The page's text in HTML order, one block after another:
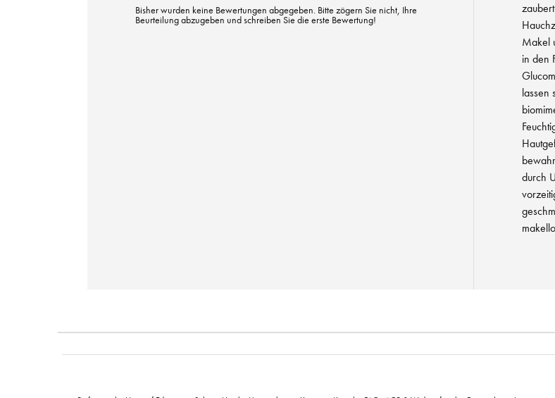
Bisher wurden keine Bewertungen abgegeben. Bitte zögern Sie nicht, Ihre
Beurteilung abzugeben und schreiben Sie die erste Bewertung!
Makel
in den
lassen
durch